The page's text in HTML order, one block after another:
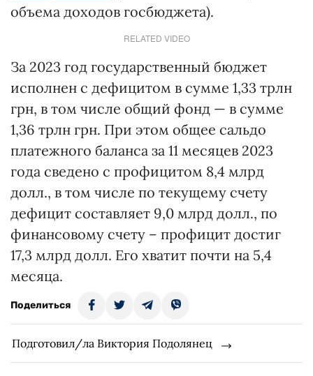
объема доходов госбюджета).
RELATED VIDEO
За 2023 год государственный бюджет
исполнен с дефицитом в сумме 1,33 трлн
грн, в том числе общий фонд — в сумме
1,36 трлн грн. При этом общее сальдо
платежного баланса за 11 месяцев 2023
года сведено с профицитом 8,4 млрд
долл., в том числе по текущему счету
дефицит составляет 9,0 млрд долл., по
финансовому счету – профицит достиг
17,3 млрд долл. Его хватит почти на 5,4
месяца.
Поделиться
Подготовил/ла Виктория Подолянец